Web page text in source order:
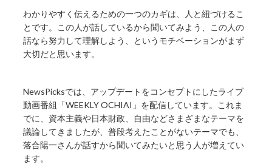
わかりやすく伝えるための一つのカギは、人と紐づけるこ
とです。この人が話しているから聞いてみよう、この人の
話なら努力して理解しよう、というモチベーションがまず
大切だと思います。
NewsPicksでは、アップデートをコンセプトにしたライブ
動画番組「WEEKLY OCHIAI」を配信しています。これま
でに、資本主義や日本財政、自由などさまざまなテーマを
議論してきましたが、普段考えたことがないテーマでも、
落合陽一さんが話すから聞いてみたいと思う人が増えてい
ます。